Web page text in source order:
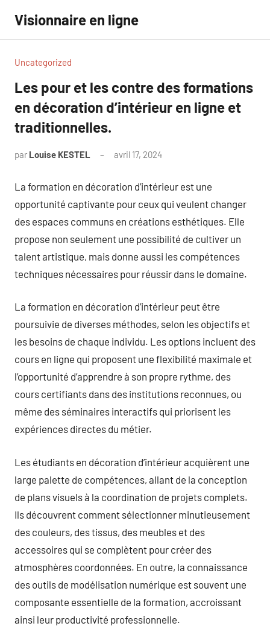
contenu
Visionnaire en ligne
Uncategorized
Les pour et les contre des formations
en décoration d’intérieur en ligne et
traditionnelles.
par Louise KESTEL avril 17, 2024
La formation en décoration d’intérieur est une
opportunité captivante pour ceux qui veulent changer
des espaces communs en créations esthétiques. Elle
propose non seulement une possibilité de cultiver un
talent artistique, mais donne aussi les compétences
techniques nécessaires pour réussir dans le domaine.
La formation en décoration d’intérieur peut être
poursuivie de diverses méthodes, selon les objectifs et
les besoins de chaque individu. Les options incluent des
cours en ligne qui proposent une flexibilité maximale et
l’opportunité d’apprendre à son propre rythme, des
cours certifiants dans des institutions reconnues, ou
même des séminaires interactifs qui priorisent les
expériences directes du métier.
Les étudiants en décoration d’intérieur acquièrent une
large palette de compétences, allant de la conception
de plans visuels à la coordination de projets complets.
Ils découvrent comment sélectionner minutieusement
des couleurs, des tissus, des meubles et des
accessoires qui se complètent pour créer des
atmosphères coordonnées. En outre, la connaissance
des outils de modélisation numérique est souvent une
composante essentielle de la formation, accroissant
ainsi leur productivité professionnelle.